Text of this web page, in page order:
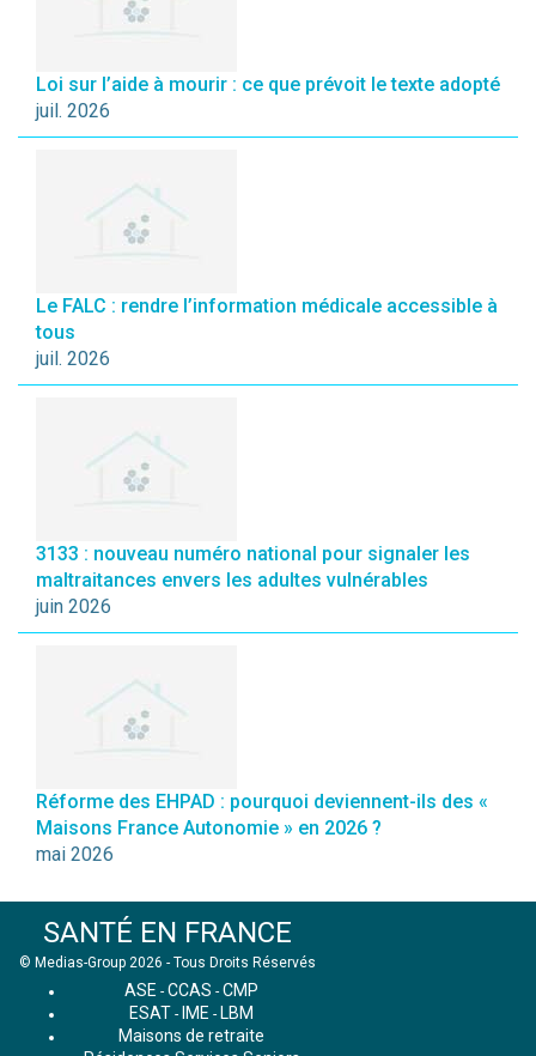
Loi sur l’aide à mourir : ce que prévoit le texte adopté
juil. 2026
Le FALC : rendre l’information médicale accessible à
tous
juil. 2026
3133 : nouveau numéro national pour signaler les
maltraitances envers les adultes vulnérables
juin 2026
Réforme des EHPAD : pourquoi deviennent-ils des «
Maisons France Autonomie » en 2026 ?
mai 2026
SANTÉ EN FRANCE
© Medias-Group 2026 - Tous Droits Réservés
ASE - CCAS - CMP
ESAT - IME - LBM
Maisons de retraite